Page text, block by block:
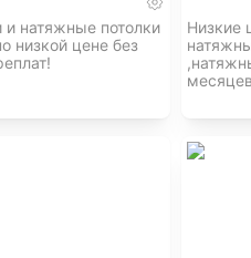
натяжные потолки
низкой цене без
Низкие